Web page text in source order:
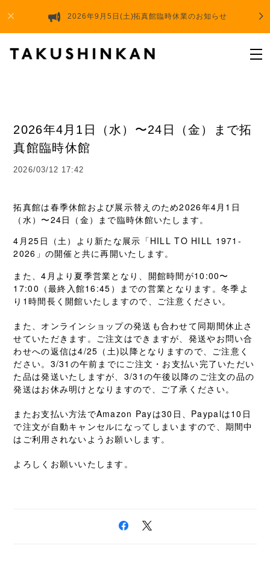
2026年9月5日(土)拓真館臨時休業のお知らせ
2026年4月1日（水）〜24日（金）まで拓
真館臨時休館
2026/03/12 17:42
拓真館は春季休館および展示替えのため2026年4月1日
（水）〜24日（金）まで臨時休館いたします。
4月25日（土）より新たな展示「HILL TO HILL 1971-
2026」の開催と共に再開いたします。
また、4月より夏季営業となり、開館時間が10:00〜
17:00（最終入館16:45）までの営業となります。冬季よ
り1時間長く開館いたしますので、ご注意ください。
また、オンラインショップの発送も合わせて同期間休止さ
せていただきます。ご注文はできますが、発送やお問い合
わせへの返信は4/25（土)以降となりますので、ご注意く
ださい。3/31の午前までにご注文・お支払い完了いただい
た品は発送いたしますが、3/31の午後以降のご注文の品の
発送はお休み明けとなりますので、ご了承ください。
またお支払い方法でAmazon Payは30日、Paypalは10日
で注文が自動キャンセルになってしまいますので、期間中
はご利用されないようお願いします。
よろしくお願いいたします。